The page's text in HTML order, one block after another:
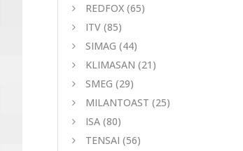
REDFOX (65)
ITV (85)
SIMAG (44)
KLIMASAN (21)
SMEG (29)
MILANTOAST (25)
ISA (80)
TENSAI (56)